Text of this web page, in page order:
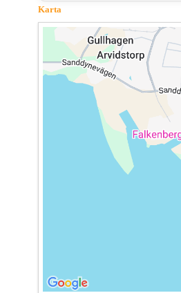
Karta